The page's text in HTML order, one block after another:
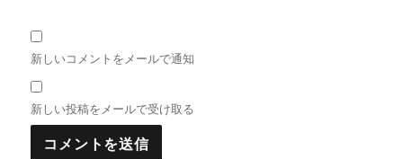
新しいコメントをメールで通知
新しい投稿をメールで受け取る